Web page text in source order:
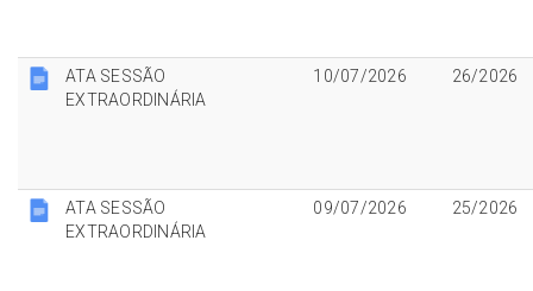
ATA SESSÃO
EXTRAORDINÁRIA
10/07/2026 26/2026
ATA SESSÃO
EXTRAORDINÁRIA
09/07/2026 25/2026